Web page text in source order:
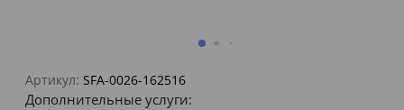
Артикул: SFA-0026-162516
Дополнительные услуги: